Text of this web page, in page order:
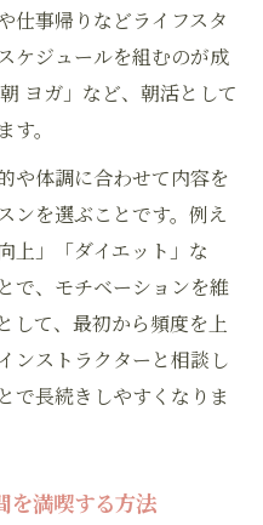
なヨガライフの魅力
ヨガ習慣の取り入れ
する簡単なステップ
ガで心身リセット
を気持ちよくスター
ッシュする朝の習慣
活に最適な理由を解
仕事帰りなどライフスタ
ケジュールを組むのが成
ヨガ」など、朝活として
。
や体調に合わせて内容を
ンを選ぶことです。例え
上」「ダイエット」な
で、モチベーションを維
して、最初から頻度を上
ンストラクターと相談し
で長続きしやすくなりま
を満喫する方法